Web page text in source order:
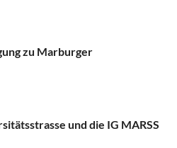
zu Marburger
und die IG MARSS